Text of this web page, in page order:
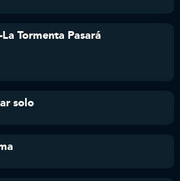
Tormenta Pasará
solo